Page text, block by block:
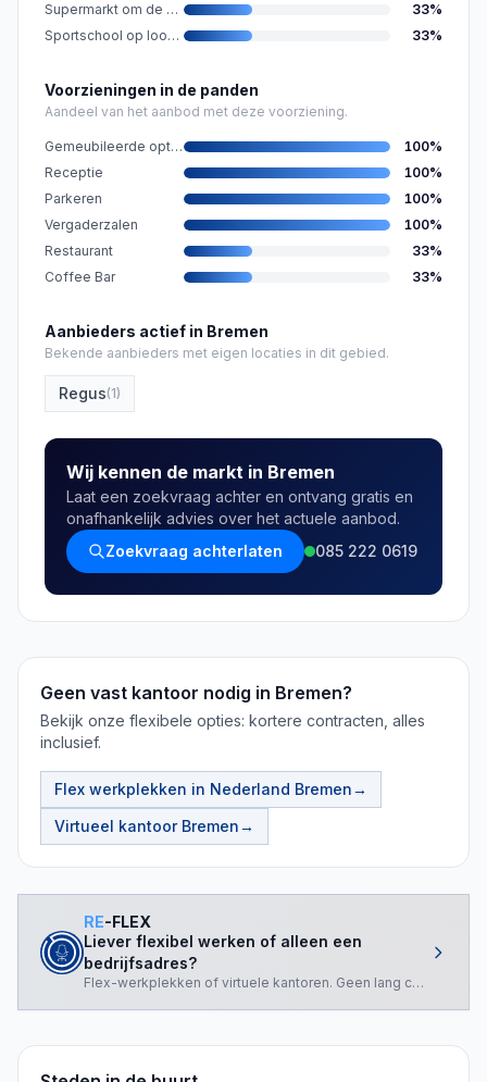
Supermarkt om de hoek
33%
Sportschool op loopafstand
33%
Voorzieningen in de panden
Aandeel van het aanbod met deze voorziening.
Gemeubileerde opties 100%
Receptie
100%
Parkeren
100%
Vergaderzalen
100%
Restaurant
33%
Coffee Bar
33%
Aanbieders actief in Bremen
Bekende aanbieders met eigen locaties in dit gebied.
Regus(1)
Wij kennen de markt in Bremen
Laat een zoekvraag achter en ontvang gratis en
onafhankelijk advies over het actuele aanbod.
Zoekvraag achterlaten
085 222 0619
Geen vast kantoor nodig in Bremen?
Bekijk onze flexibele opties: kortere contracten, alles
inclusief.
Flex werkplekken in Nederland Bremen→
Virtueel kantoor Bremen→
RE-FLEX
Liever flexibel werken of alleen een
bedrijfsadres?
Flex-werkplekken of virtuele kantoren. Geen lang contract